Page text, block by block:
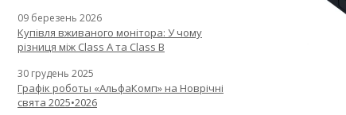
09 березень 2026
Купівля вживаного монітора: У чому
різниця між Class A та Class B
30 грудень 2025
Графік роботы «АльфаКомп» на Новрічні
свята 2025•2026